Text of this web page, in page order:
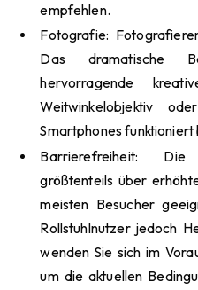
empfehlen.
Fotografie:
Das dramatische
hervorragende
Weitwinkelobjektiv
Smartphones funktioniert
Barrierefreiheit:
größtenteils über
meisten Besucher
Rollstuhlnutzer jedoch
wenden Sie sich im
um die aktuellen